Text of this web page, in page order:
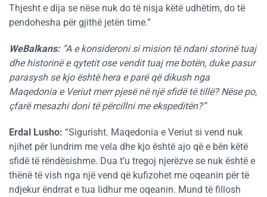
Thjesht e dija se nëse nuk do të nisja këtë udhëtim, do të
pendohesha për gjithë jetën time.”
WeBalkans:“A e konsideroni si mision të ndani storinë tuaj
dhe historinë e qytetit ose vendit tuaj me botën, duke pasur
parasysh se kjo është hera e parë që dikush nga
Maqedonia e Veriut merr pjesë në një sfidë të tillë? Nëse po,
çfarë mesazhi doni të përcillni me ekspeditën?”
Erdal Lusho: “Sigurisht. Maqedonia e Veriut si vend nuk
njihet për lundrim me vela dhe kjo është ajo që e bën këtë
sfidë të rëndësishme. Dua t’u tregoj njerëzve se nuk është e
thënë të vish nga një vend që kufizohet me oqeanin për të
ndjekur ëndrrat e tua lidhur me oqeanin. Mund të fillosh